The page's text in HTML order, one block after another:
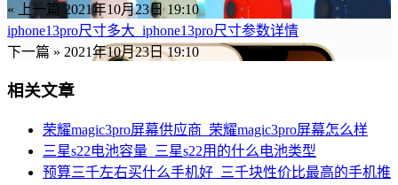
« 上一篇 2021年10月23日 19:10
iphone13pro尺寸多大_iphone13pro尺寸参数详情
下一篇 » 2021年10月23日 19:10
相关文章
荣耀magic3pro屏幕供应商_荣耀magic3pro屏幕怎么样
三星s22电池容量_三星s22用的什么电池类型
预算三千左右买什么手机好_三千块性价比最高的手机推